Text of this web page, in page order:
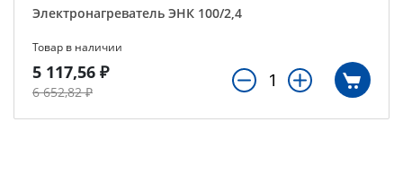
Электронагреватель ЭНК 100/2,4
Товар в наличии
5 117,56 ₽
6 652,82 ₽